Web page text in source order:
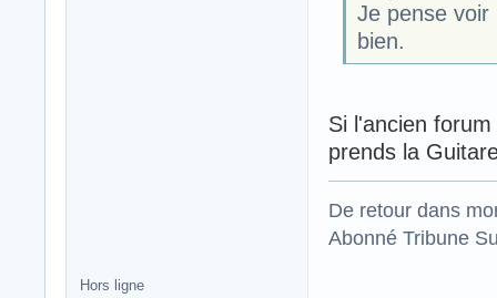
Je pense
bien.
Si l'ancien
prends la
De retour dans
Abonné Tribune
Hors ligne